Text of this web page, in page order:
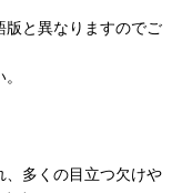
版と異なりますのでご
、多くの目立つ欠けや